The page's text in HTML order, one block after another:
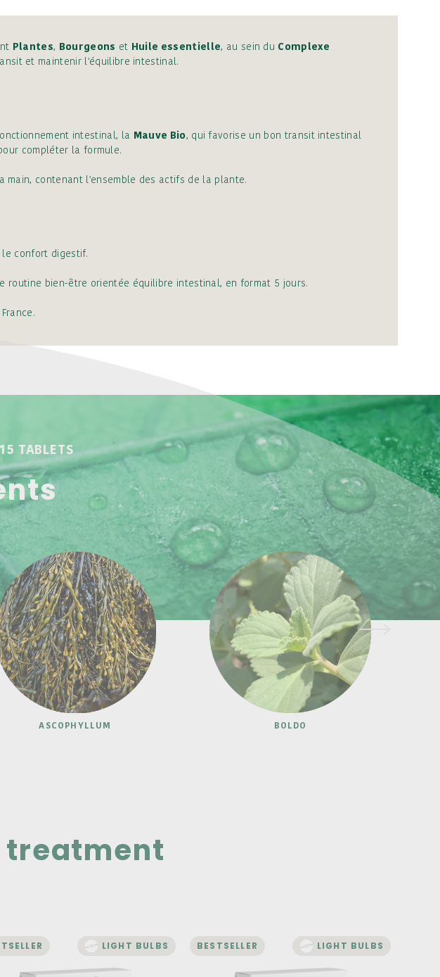
Plantes, Bourgeons et Huile essentielle, au sein du Complexe
et maintenir l'équilibre intestinal.
intestinal, la Mauve Bio, qui favorise un bon transit intestinal
compléter la formule.
main, contenant l'ensemble des actifs de la plante.
le confort digestif.
routine bien-être orientée équilibre intestinal, en format 5 jours.
TABLETS
ASCOPHYLLUM BOLDO
treatment
LIGHT BULBS BESTSELLER LIGHT BULBS